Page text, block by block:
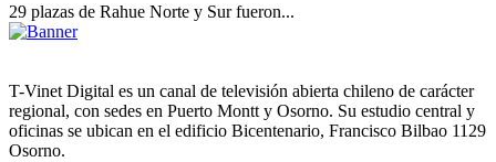
29 plazas de Rahue Norte y Sur fueron...
T-Vinet Digital es un canal de televisión abierta chileno de carácter
regional, con sedes en Puerto Montt y Osorno. Su estudio central y
oficinas se ubican en el edificio Bicentenario, Francisco Bilbao 1129
Osorno.